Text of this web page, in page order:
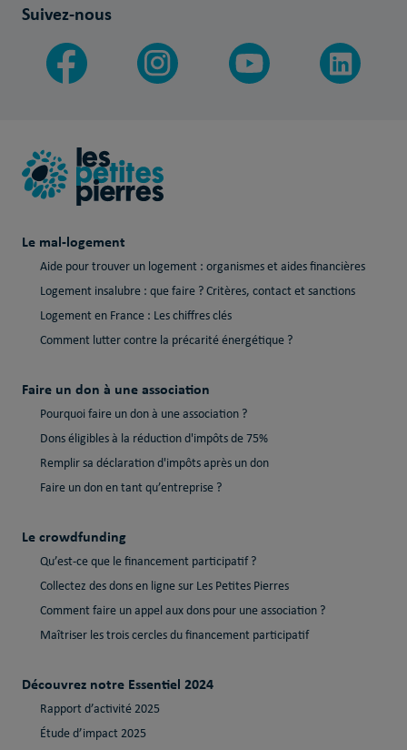
Suivez-nous
Le mal-logement
Aide pour trouver un logement : organismes et aides financières
Logement insalubre : que faire ? Critères, contact et sanctions
Logement en France : Les chiffres clés
Comment lutter contre la précarité énergétique ?
Faire un don à une association
Pourquoi faire un don à une association ?
Dons éligibles à la réduction d'impôts de 75%
Remplir sa déclaration d'impôts après un don
Faire un don en tant qu’entreprise ?
Le crowdfunding
Qu’est-ce que le financement participatif ?
Collectez des dons en ligne sur Les Petites Pierres
Comment faire un appel aux dons pour une association ?
Maîtriser les trois cercles du financement participatif
Découvrez notre Essentiel 2024
Rapport d’activité 2025
Étude d’impact 2025